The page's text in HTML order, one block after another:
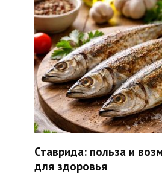
Ставрида: польза и
для здоровья